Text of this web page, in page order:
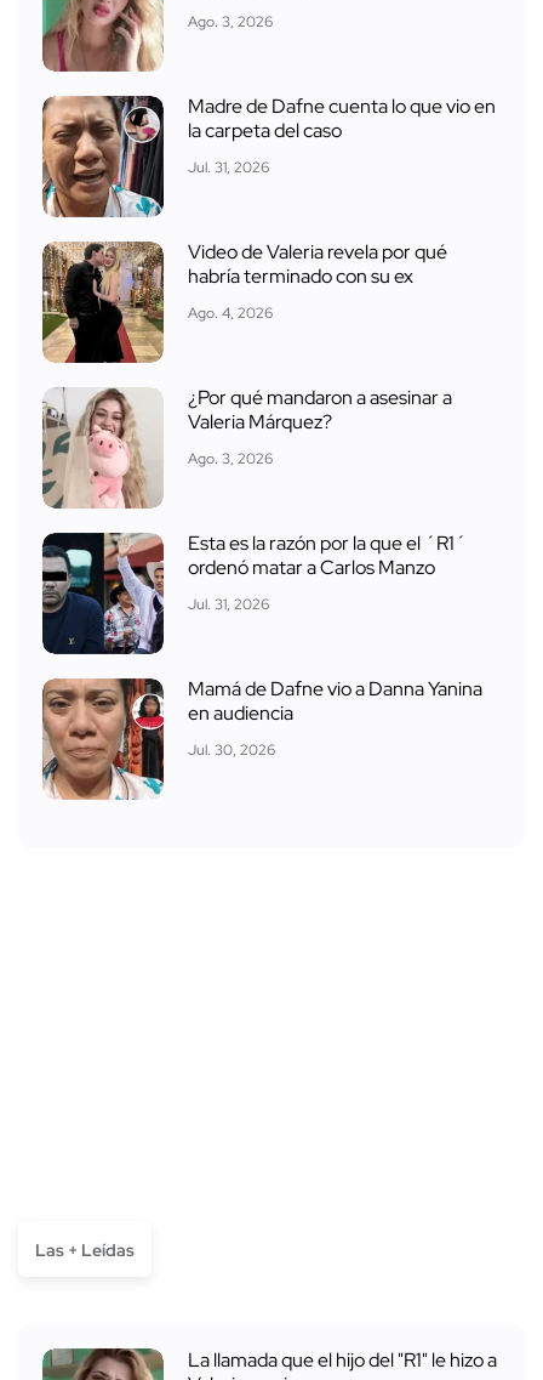
Ago. 3, 2026
Madre de Dafne cuenta lo que vio en
la carpeta del caso
Jul. 31, 2026
Video de Valeria revela por qué
habría terminado con su ex
Ago. 4, 2026
¿Por qué mandaron a asesinar a
Valeria Márquez?
Ago. 3, 2026
Esta es la razón por la que el ´R1´
ordenó matar a Carlos Manzo
Jul. 31, 2026
Mamá de Dafne vio a Danna Yanina
en audiencia
Jul. 30, 2026
Las + Leídas
La llamada que el hijo del "R1" le hizo a